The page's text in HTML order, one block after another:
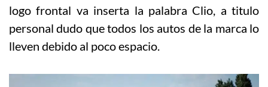
logo frontal va inserta la palabra Clio, a titulo
personal dudo que todos los autos de la marca lo
lleven debido al poco espacio.